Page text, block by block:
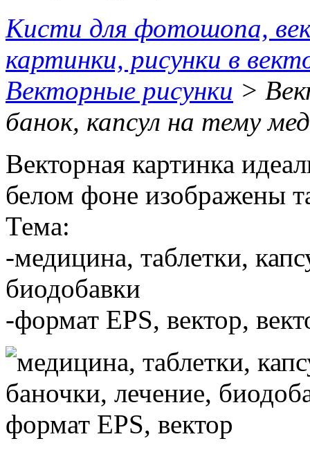
Кисти для фотошопа,
картинки, рисунки в
Векторные рисунки >
банок, капсул на тему
Векторная картинка
белом фоне изображены
Тема:
-медицина, таблетки,
биодобавки
-формат EPS, вектор,